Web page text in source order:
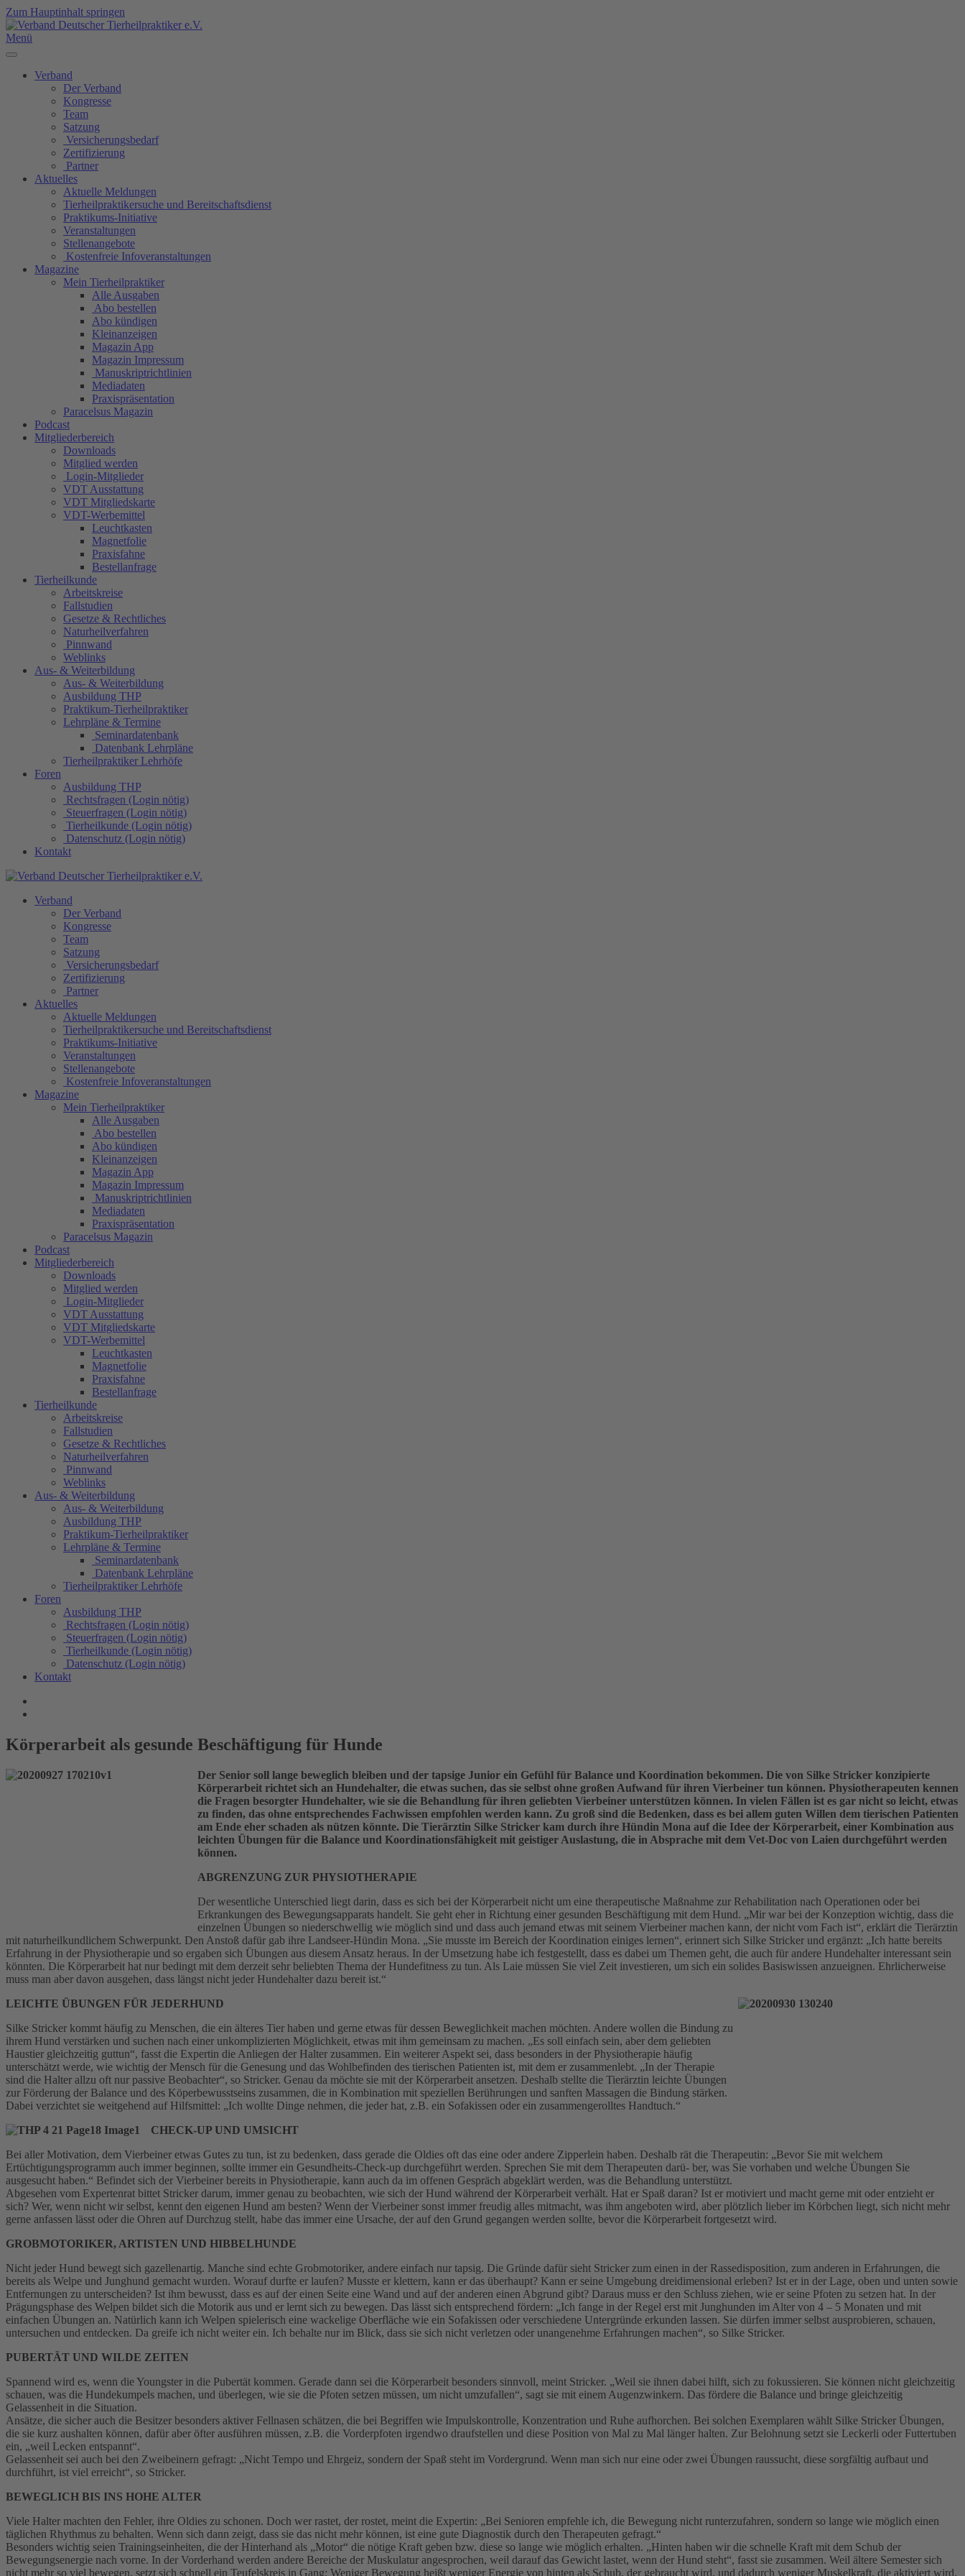
Zum Hauptinhalt springen
Menü
Verband
Der Verband
Kongresse
Team
Satzung
Versicherungsbedarf
Zertifizierung
Partner
Aktuelles
Aktuelle Meldungen
Tierheilpraktikersuche und Bereitschaftsdienst
Praktikums-Initiative
Veranstaltungen
Stellenangebote
Kostenfreie Infoveranstaltungen
Magazine
Mein Tierheilpraktiker
Alle Ausgaben
Abo bestellen
Abo kündigen
Kleinanzeigen
Magazin App
Magazin Impressum
Manuskriptrichtlinien
Mediadaten
Praxispräsentation
Paracelsus Magazin
Podcast
Mitgliederbereich
Downloads
Mitglied werden
Login-Mitglieder
VDT Ausstattung
VDT Mitgliedskarte
VDT-Werbemittel
Leuchtkasten
Magnetfolie
Praxisfahne
Bestellanfrage
Tierheilkunde
Arbeitskreise
Fallstudien
Gesetze & Rechtliches
Naturheilverfahren
Pinnwand
Weblinks
Aus- & Weiterbildung
Aus- & Weiterbildung
Ausbildung THP
Praktikum-Tierheilpraktiker
Lehrpläne & Termine
Seminardatenbank
Datenbank Lehrpläne
Tierheilpraktiker Lehrhöfe
Foren
Ausbildung THP
Rechtsfragen (Login nötig)
Steuerfragen (Login nötig)
Tierheilkunde (Login nötig)
Datenschutz (Login nötig)
Kontakt
Verband
Der Verband
Kongresse
Team
Satzung
Versicherungsbedarf
Zertifizierung
Partner
Aktuelles
Aktuelle Meldungen
Tierheilpraktikersuche und Bereitschaftsdienst
Praktikums-Initiative
Veranstaltungen
Stellenangebote
Kostenfreie Infoveranstaltungen
Magazine
Mein Tierheilpraktiker
Alle Ausgaben
Abo bestellen
Abo kündigen
Kleinanzeigen
Magazin App
Magazin Impressum
Manuskriptrichtlinien
Mediadaten
Praxispräsentation
Paracelsus Magazin
Podcast
Mitgliederbereich
Downloads
Mitglied werden
Login-Mitglieder
VDT Ausstattung
VDT Mitgliedskarte
VDT-Werbemittel
Leuchtkasten
Magnetfolie
Praxisfahne
Bestellanfrage
Tierheilkunde
Arbeitskreise
Fallstudien
Gesetze & Rechtliches
Naturheilverfahren
Pinnwand
Weblinks
Aus- & Weiterbildung
Aus- & Weiterbildung
Ausbildung THP
Praktikum-Tierheilpraktiker
Lehrpläne & Termine
Seminardatenbank
Datenbank Lehrpläne
Tierheilpraktiker Lehrhöfe
Foren
Ausbildung THP
Rechtsfragen (Login nötig)
Steuerfragen (Login nötig)
Tierheilkunde (Login nötig)
Datenschutz (Login nötig)
Kontakt
Körperarbeit als gesunde Beschäftigung für Hunde
Der Senior soll lange beweglich bleiben und der tapsige Junior ein Gefühl für Balance und Koordination bekommen. Die von Silke Stricker konzipierte
Körperarbeit richtet sich an Hundehalter, die etwas suchen, das sie selbst ohne großen Aufwand für ihren Vierbeiner tun können. Physiotherapeuten kennen
die Fragen besorgter Hundehalter, wie sie die Behandlung für ihren geliebten Vierbeiner unterstützen können. In vielen Fällen ist es gar nicht so leicht, etwas
zu finden, das ohne entsprechendes Fachwissen empfohlen werden kann. Zu groß sind die Bedenken, dass es bei allem guten Willen dem tierischen Patienten
am Ende eher schaden als nützen könnte. Die Tierärztin Silke Stricker kam durch ihre Hündin Mona auf die Idee der Körperarbeit, einer Kombination aus
leichten Übungen für die Balance und Koordinationsfähigkeit mit geistiger Auslastung, die in Absprache mit dem Vet-Doc von Laien durchgeführt werden
können.
ABGRENZUNG ZUR PHYSIOTHERAPIE
Der wesentliche Unterschied liegt darin, dass es sich bei der Körperarbeit nicht um eine therapeutische Maßnahme zur Rehabilitation nach Operationen oder bei
Erkrankungen des Bewegungsapparats handelt. Sie geht eher in Richtung einer gesunden Beschäftigung mit dem Hund. „Mir war bei der Konzeption wichtig, dass die
einzelnen Übungen so niederschwellig wie möglich sind und dass auch jemand etwas mit seinem Vierbeiner machen kann, der nicht vom Fach ist“, erklärt die Tierärztin
mit naturheilkundlichem Schwerpunkt. Den Anstoß dafür gab ihre Landseer-Hündin Mona. „Sie musste im Bereich der Koordination einiges lernen“, erinnert sich Silke Stricker und ergänzt: „Ich hatte bereits
Erfahrung in der Physiotherapie und so ergaben sich Übungen aus diesem Ansatz heraus. In der Umsetzung habe ich festgestellt, dass es dabei um Themen geht, die auch für andere Hundehalter interessant sein
könnten. Die Körperarbeit hat nur bedingt mit dem derzeit sehr beliebten Thema der Hundefitness zu tun. Als Laie müssen Sie viel Zeit investieren, um sich ein solides Basiswissen anzueignen. Ehrlicherweise
muss man aber davon ausgehen, dass längst nicht jeder Hundehalter dazu bereit ist.“
LEICHTE ÜBUNGEN FÜR JEDERHUND
Silke Stricker kommt häufig zu Menschen, die ein älteres Tier haben und gerne etwas für dessen Beweglichkeit machen möchten. Andere wollen die Bindung zu
ihrem Hund verstärken und suchen nach einer unkomplizierten Möglichkeit, etwas mit ihm gemeinsam zu machen. „Es soll einfach sein, aber dem geliebten
Haustier gleichzeitig guttun“, fasst die Expertin die Anliegen der Halter zusammen. Ein weiterer Aspekt sei, dass besonders in der Physiotherapie häufig
unterschätzt werde, wie wichtig der Mensch für die Genesung und das Wohlbefinden des tierischen Patienten ist, mit dem er zusammenlebt. „In der Therapie
sind die Halter allzu oft nur passive Beobachter“, so Stricker. Genau da möchte sie mit der Körperarbeit ansetzen. Deshalb stellte die Tierärztin leichte Übungen
zur Förderung der Balance und des Köperbewusstseins zusammen, die in Kombination mit speziellen Berührungen und sanften Massagen die Bindung stärken.
Dabei verzichtet sie weitgehend auf Hilfsmittel: „Ich wollte Dinge nehmen, die jeder hat, z.B. ein Sofakissen oder ein zusammengerolltes Handtuch.“
CHECK-UP UND UMSICHT
Bei aller Motivation, dem Vierbeiner etwas Gutes zu tun, ist zu bedenken, dass gerade die Oldies oft das eine oder andere Zipperlein haben. Deshalb rät die Therapeutin: „Bevor Sie mit welchem
Ertüchtigungsprogramm auch immer beginnen, sollte immer ein Gesundheits-Check-up durchgeführt werden. Sprechen Sie mit dem Therapeuten darü- ber, was Sie vorhaben und welche Übungen Sie
ausgesucht haben.“ Befindet sich der Vierbeiner bereits in Physiotherapie, kann auch da im offenen Gespräch abgeklärt werden, was die Behandlung unterstützt.
Abgesehen vom Expertenrat bittet Stricker darum, immer genau zu beobachten, wie sich der Hund während der Körperarbeit verhält. Hat er Spaß daran? Ist er motiviert und macht gerne mit oder entzieht er
sich? Wer, wenn nicht wir selbst, kennt den eigenen Hund am besten? Wenn der Vierbeiner sonst immer freudig alles mitmacht, was ihm angeboten wird, aber plötzlich lieber im Körbchen liegt, sich nicht mehr
gerne anfassen lässt oder die Ohren auf Durchzug stellt, habe das immer eine Ursache, der auf den Grund gegangen werden sollte, bevor die Körperarbeit fortgesetzt wird.
GROBMOTORIKER, ARTISTEN UND HIBBELHUNDE
Nicht jeder Hund bewegt sich gazellenartig. Manche sind echte Grobmotoriker, andere einfach nur tapsig. Die Gründe dafür sieht Stricker zum einen in der Rassedisposition, zum anderen in Erfahrungen, die
bereits als Welpe und Junghund gemacht wurden. Worauf durfte er laufen? Musste er klettern, kann er das überhaupt? Kann er seine Umgebung dreidimensional erleben? Ist er in der Lage, oben und unten sowie
Entfernungen zu unterscheiden? Ist ihm bewusst, dass es auf der einen Seite eine Wand und auf der anderen einen Abgrund gibt? Daraus muss er den Schluss ziehen, wie er seine Pfoten zu setzen hat. In der
Prägungsphase des Welpen bildet sich die Motorik aus und er lernt sich zu bewegen. Das lässt sich entsprechend fördern: „Ich fange in der Regel erst mit Junghunden im Alter von 4 – 5 Monaten und mit
einfachen Übungen an. Natürlich kann ich Welpen spielerisch eine wackelige Oberfläche wie ein Sofakissen oder verschiedene Untergründe erkunden lassen. Sie dürfen immer selbst ausprobieren, schauen,
untersuchen und entdecken. Da greife ich nicht weiter ein. Ich behalte nur im Blick, dass sie sich nicht verletzen oder unangenehme Erfahrungen machen“, so Silke Stricker.
PUBERTÄT UND WILDE ZEITEN
Spannend wird es, wenn die Youngster in die Pubertät kommen. Gerade dann sei die Körperarbeit besonders sinnvoll, meint Stricker. „Weil sie ihnen dabei hilft, sich zu fokussieren. Sie können nicht gleichzeitig
schauen, was die Hundekumpels machen, und überlegen, wie sie die Pfoten setzen müssen, um nicht umzufallen“, sagt sie mit einem Augenzwinkern. Das fördere die Balance und bringe gleichzeitig
Gelassenheit in die Situation.
Ansätze, die sicher auch die Besitzer besonders aktiver Fellnasen schätzen, die bei Begriffen wie Impulskontrolle, Konzentration und Ruhe aufhorchen. Bei solchen Exemplaren wählt Silke Stricker Übungen,
die sie kurz aushalten können, dafür aber öfter ausführen müssen, z.B. die Vorderpfoten irgendwo draufstellen und diese Position von Mal zu Mal länger halten. Zur Belohnung setzt sie Leckerli oder Futtertuben
ein, „weil Lecken entspannt“.
Gelassenheit sei auch bei den Zweibeinern gefragt: „Nicht Tempo und Ehrgeiz, sondern der Spaß steht im Vordergrund. Wenn man sich nur eine oder zwei Übungen raussucht, diese sorgfältig aufbaut und
durchführt, ist viel erreicht“, so Stricker.
BEWEGLICH BIS INS HOHE ALTER
Viele Halter machten den Fehler, ihre Oldies zu schonen. Doch wer rastet, der rostet, meint die Expertin: „Bei Senioren empfehle ich, die Bewegung nicht runterzufahren, sondern so lange wie möglich einen
täglichen Rhythmus zu behalten. Wenn sich dann zeigt, dass sie das nicht mehr können, ist eine gute Diagnostik durch den Therapeuten gefragt.“
Besonders wichtig seien Trainingseinheiten, die der Hinterhand als „Motor“ die nötige Kraft geben bzw. diese so lange wie möglich erhalten. „Hinten haben wir die schnelle Kraft mit dem Schub der
Bewegungsenergie nach vorne. In der Vorderhand werden andere Bereiche der Muskulatur angesprochen, weil darauf das Gewicht lastet, wenn der Hund steht“, fasst sie zusammen. Weil ältere Semester sich
nicht mehr so viel bewegen, setzt sich schnell ein Teufelskreis in Gang: Weniger Bewegung heißt weniger Energie von hinten als Schub, der gebraucht wird, und dadurch weniger Muskelkraft, die aktiviert wird.